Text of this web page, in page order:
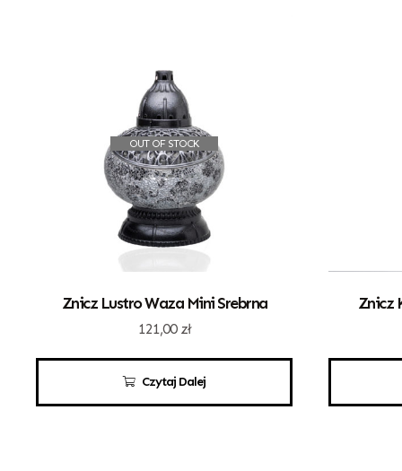
OUT OF STOCK
Czytaj Dalej
Znicz Lustro Waza Mini Srebrna
121,00 zł
Znicz